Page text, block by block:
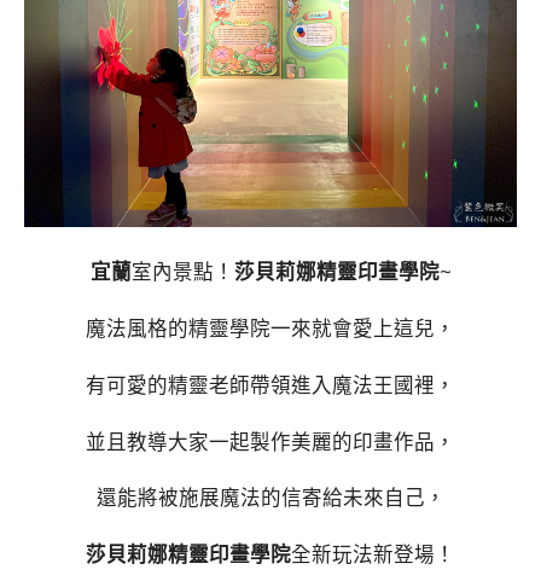
宜蘭室內景點！ 莎貝莉娜精靈印畫學院~
魔法風格的精靈學院一來就會愛上這兒，
有可愛的精靈老師帶領進入魔法王國裡，
並且教導大家一起製作美麗的印畫作品，
還能將被施展魔法的信寄給未來自己，
莎貝莉娜精靈印畫學院全新玩法新登場！